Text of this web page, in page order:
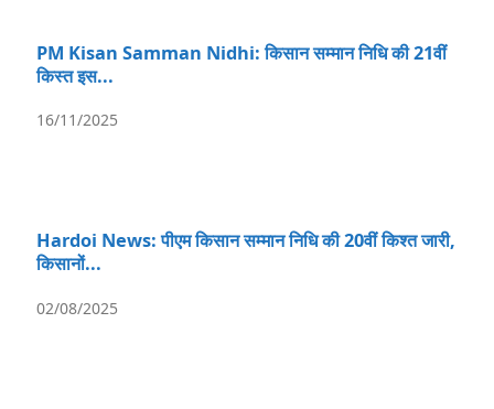
PM Kisan Samman Nidhi: किसान सम्मान निधि की 21वीं
किस्त इस...
16/11/2025
Hardoi News: पीएम किसान सम्मान निधि की 20वीं किश्त जारी,
किसानों...
02/08/2025